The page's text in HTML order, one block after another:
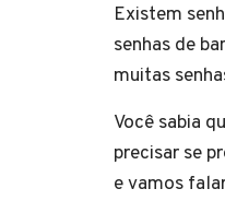
Existem
senhas de
muitas
Você sabia
precisar se
e vamos